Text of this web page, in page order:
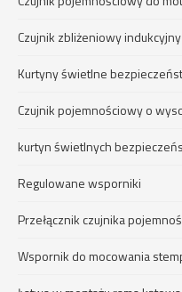
Czujnik zbliżeniowy
Kurtyny świetlne
Czujnik pojemnościowy o
kurtyn świetlnych
Regulowane wsporniki
Przełącznik czujnika
Wspornik do mocowania